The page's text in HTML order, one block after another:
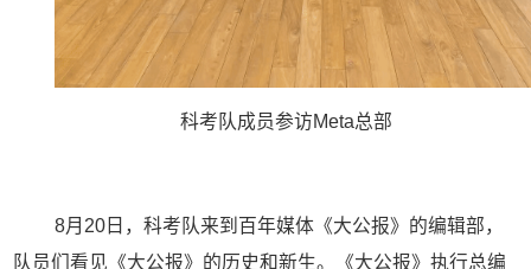
科考队成员参访Meta总部
8月 20 日，科考队来到百年媒体《大公报》的编辑部，
队员们看见《大公报》的历史和新生。《大公报》执行总编